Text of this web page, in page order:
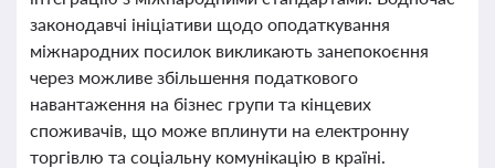
законодавчі ініціативи щодо оподаткування
міжнародних посилок викликають занепокоєння
через можливе збільшення податкового
навантаження на бізнес групи та кінцевих
споживачів, що може вплинути на електронну
торгівлю та соціальну комунікацію в країні.